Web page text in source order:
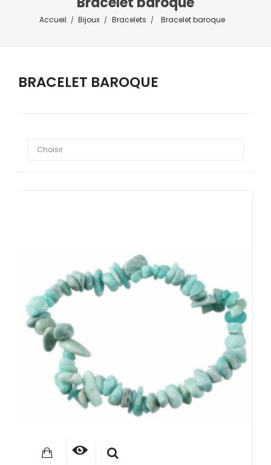
Accueil Bijoux Bracelets Bracelet baroque
BRACELET BAROQUE
Choisir